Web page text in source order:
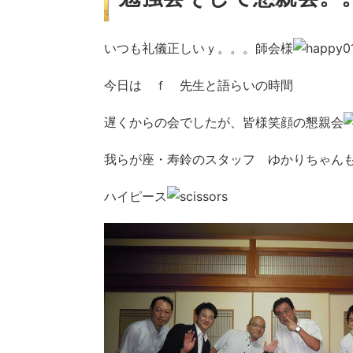
いつも礼儀正しいｙ。。。師会様
今日は ｆ 先生と語らいの時間
遅くからの会でしたが、皆様笑顔の懇親会
我らが座・寿鈴のスタッフ ゆかりちゃん
ハイピース